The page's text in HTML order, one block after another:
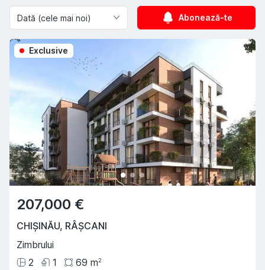
Abonează-te
Exclusive
207,000 €
CHIȘINĂU, RÂȘCANI
Zimbrului
2
1 69 m2